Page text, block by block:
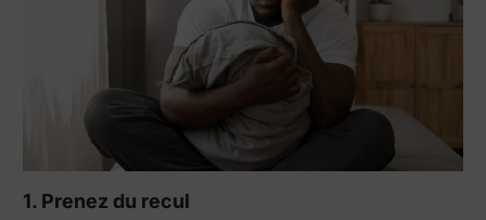
1. Prenez du recul